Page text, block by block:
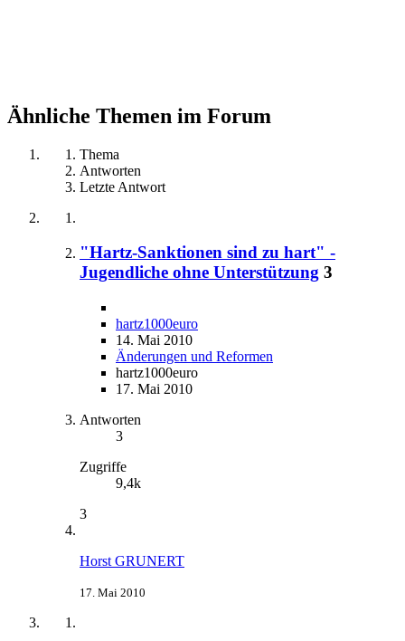
Ähnliche Themen im Forum
Thema
Antworten
Letzte Antwort
"Hartz-Sanktionen sind zu hart" -
Jugendliche ohne Unterstützung 3
hartz1000euro
14. Mai 2010
Änderungen und Reformen
hartz1000euro
17. Mai 2010
Antworten
3
Zugriffe
9,4k
3
Horst GRUNERT
17. Mai 2010